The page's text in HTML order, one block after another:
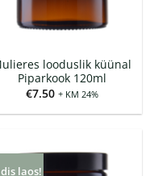
looduslik küünal
Piparkook 120ml
€7.50 + KM 24%
laos!